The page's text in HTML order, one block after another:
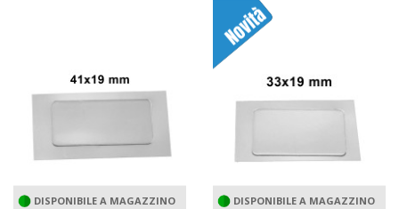
DISPONIBILE A MAGAZZINO DISPONIBILE A MAGAZZINO